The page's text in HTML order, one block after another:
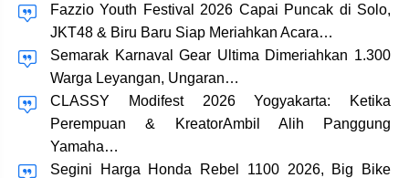
Fazzio Youth Festival 2026 Capai Puncak di Solo,
JKT48 & Biru Baru Siap Meriahkan Acara…
Semarak Karnaval Gear Ultima Dimeriahkan 1.300
Warga Leyangan, Ungaran…
CLASSY Modifest 2026 Yogyakarta: Ketika
Perempuan & KreatorAmbil Alih Panggung
Yamaha…
Segini Harga Honda Rebel 1100 2026, Big Bike